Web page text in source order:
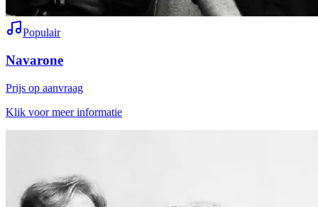
Populair
Navarone
Prijs op aanvraag
Klik voor meer informatie